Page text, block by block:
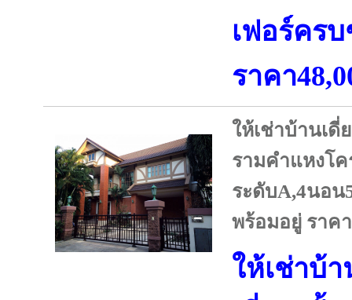
เฟอร์คร
ราคา
ให้เช่าบ้านเดี่
รามคำแหงโค
ระดับA,4นอน
พร้อมอยู่ ราค
ให้เช่าบ้า